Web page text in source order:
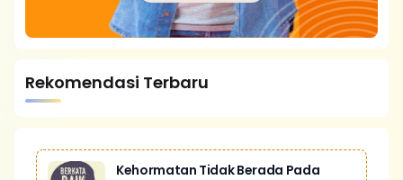
Rekomendasi Terbaru
Kehormatan Tidak Berada Pada